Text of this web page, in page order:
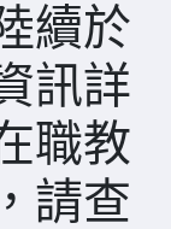
續於
訊詳
職教
請查